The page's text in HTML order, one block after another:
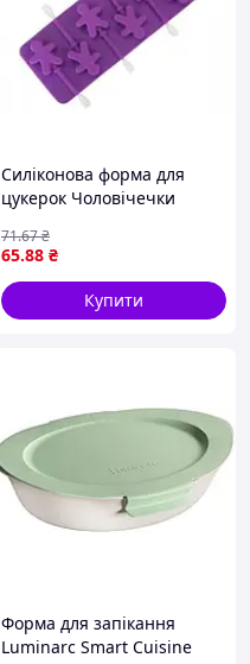
Силіконова форма для
цукерок Чоловічечки
НН-789
65.88 ₴
71.67₴
Купити
Форма для запікання
Luminarc Smart Cuisine